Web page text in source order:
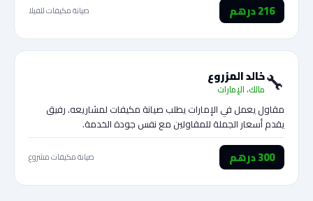
216 درهم صيانة مكيفات للفيلا
🔧خالد المزروع
مالك، الإمارات
مقاول يعمل في الإمارات يطلب صيانة مكيفات لمشاريعه. رفيق
يقدم أسعار الجملة للمقاولين مع نفس جودة الخدمة.
300 درهم صيانة مكيفات مشروع